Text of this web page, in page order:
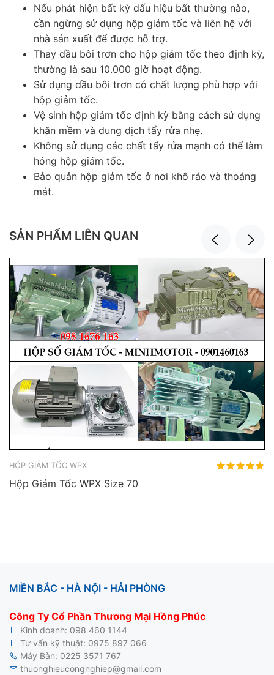
Nếu phát hiện bất kỳ dấu hiệu bất thường nào,
cần ngừng sử dụng hộp giảm tốc và liên hệ với
nhà sản xuất để được hỗ trợ.
Thay dầu bôi trơn cho hộp giảm tốc theo định kỳ,
thường là sau 10.000 giờ hoạt động.
Sử dụng dầu bôi trơn có chất lượng phù hợp với
hộp giảm tốc.
Vệ sinh hộp giảm tốc định kỳ bằng cách sử dụng
khăn mềm và dung dịch tẩy rửa nhẹ.
Không sử dụng các chất tẩy rửa mạnh có thể làm
hỏng hộp giảm tốc.
Bảo quản hộp giảm tốc ở nơi khô ráo và thoáng
mát.
SẢN PHẨM LIÊN QUAN
HỘP GIẢM TỐC WPX
Hộp Giảm Tốc WPX Size 70
MIỀN BẮC - HÀ NỘI - HẢI PHÒNG
Công Ty Cổ Phần Thương Mại Hồng Phúc
Kinh doanh: 098 460 1144
Tư vấn kỹ thuật: 0975 897 066
Máy Bàn: 0225 3571 767
thuonghieucongnghiep@gmail.com